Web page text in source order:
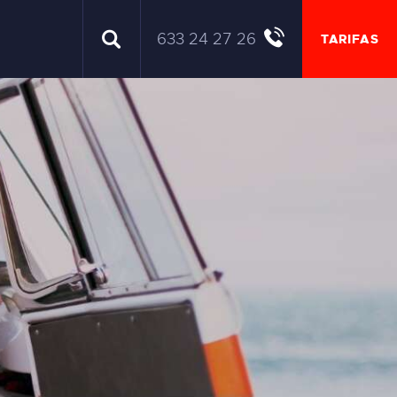
633 24 27 26 TARIFAS